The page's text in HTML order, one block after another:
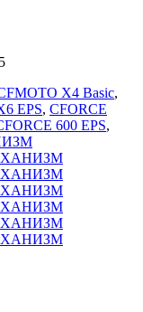
X4 Basic,
EPS, CFORCE
600 EPS,